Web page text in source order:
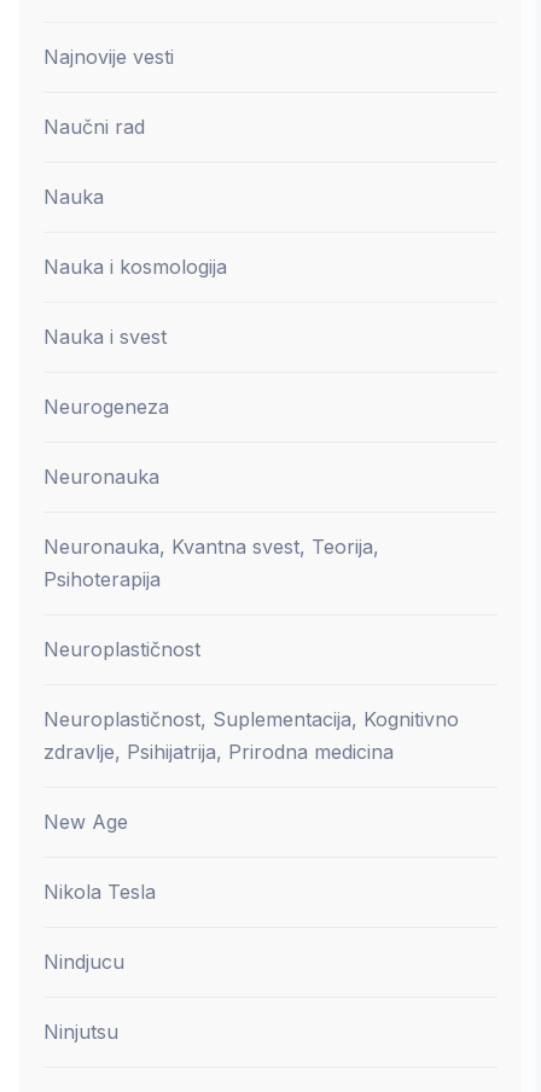
Najnovije vesti
Naučni rad
Nauka
Nauka i kosmologija
Nauka i svest
Neurogeneza
Neuronauka
Neuronauka, Kvantna svest, Teorija,
Psihoterapija
Neuroplastičnost
Neuroplastičnost, Suplementacija, Kognitivno
zdravlje, Psihijatrija, Prirodna medicina
New Age
Nikola Tesla
Nindjucu
Ninjutsu